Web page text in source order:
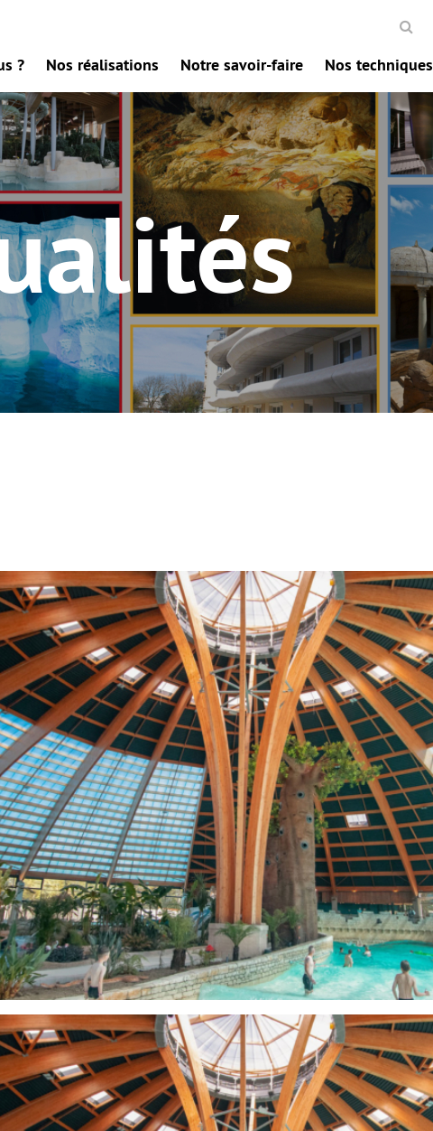
? Nos réalisations Notre savoir-faire Nos techniques